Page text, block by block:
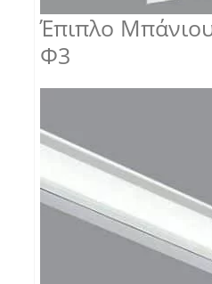
Έπιπλο
Φ3